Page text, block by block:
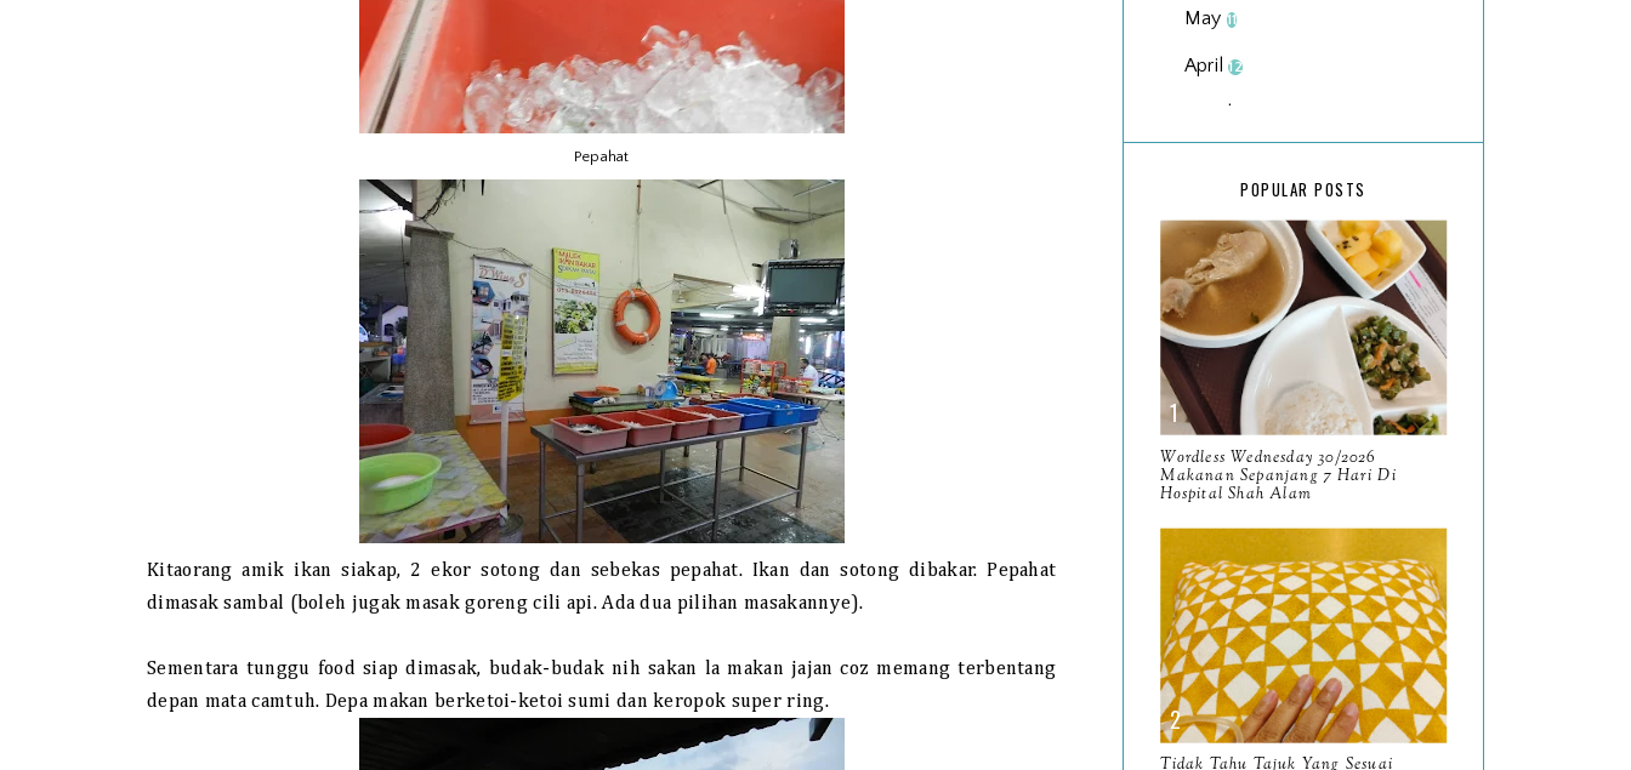
Pepahat
Kitaorang amik ikan siakap, 2 ekor sotong dan sebekas pepahat. Ikan dan sotong dibakar. Pepahat
dimasak sambal (boleh jugak masak goreng cili api. Ada dua pilihan masakannye).
Sementara tunggu food siap dimasak, budak-budak nih sakan la makan jajan coz memang terbentang
depan mata camtuh. Depa makan berketoi-ketoi sumi dan keropok super ring.
May 11
April12
March
2025134
December15
November
October 13
September
August8
June10
May9
April9
March11
POPULAR POSTS
Wordless Wednesday 30/2026
Makanan Sepanjang 7 Hari Di
Hospital Shah Alam
Tidak Tahu Tajuk Yang Sesuai